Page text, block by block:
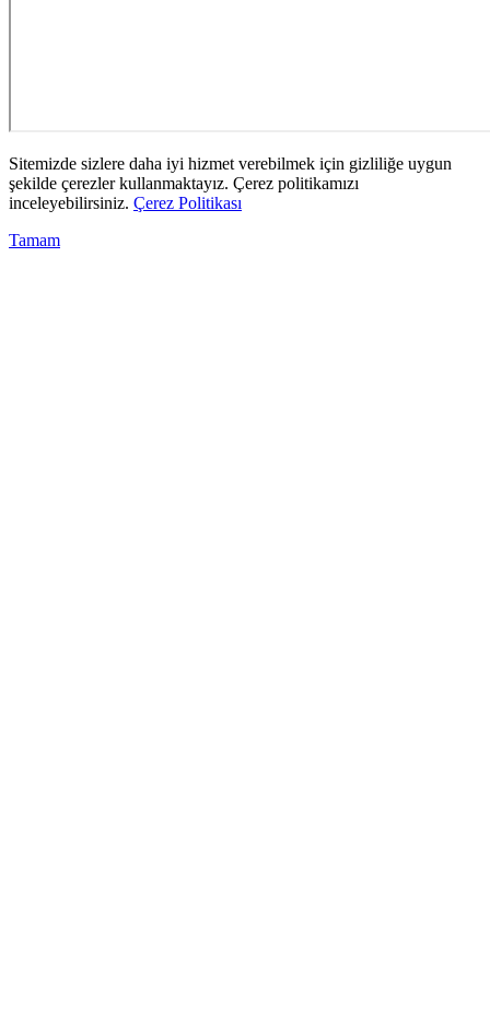
Sitemizde sizlere daha iyi hizmet verebilmek için gizliliğe uygun
şekilde çerezler kullanmaktayız. Çerez politikamızı
inceleyebilirsiniz. Çerez Politikası
Tamam